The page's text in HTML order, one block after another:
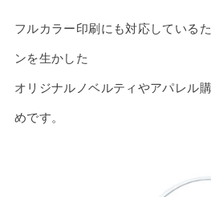
フルカラー印刷にも対応している
ンを生かした
オリジナルノベルティやアパレル
めです。